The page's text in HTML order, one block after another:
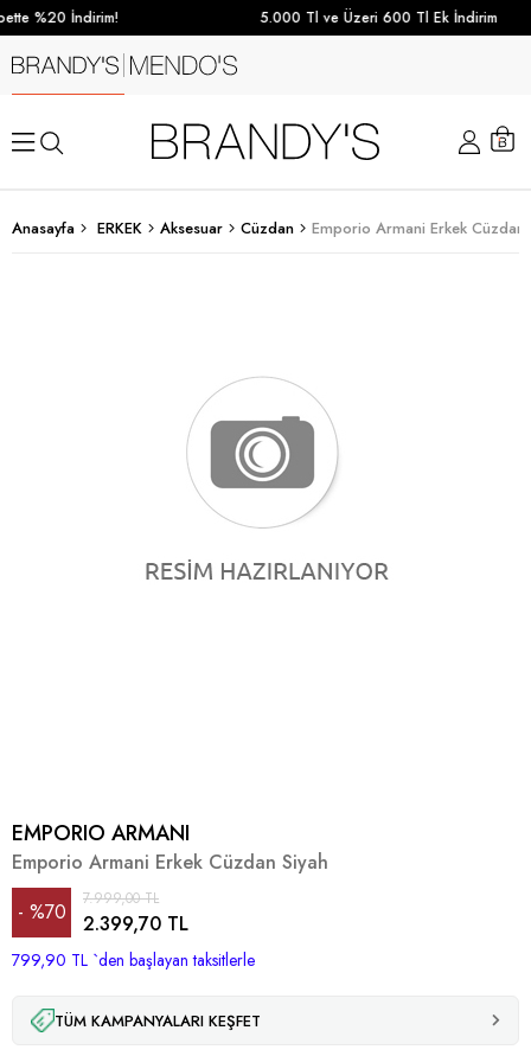
%20 İndirim! 5.000 Tl ve Üzeri 600 Tl Ek İndirim
Anasayfa ERKEK Aksesuar Cüzdan Emporio Armani Erkek Cüzdan
EMPORIO ARMANI
Emporio Armani Erkek Cüzdan Siyah
%70
İndirim
7.999,00 TL
2.399,70 TL
799,90 TL `den başlayan taksitlerle
TÜM KAMPANYALARI KEŞFET